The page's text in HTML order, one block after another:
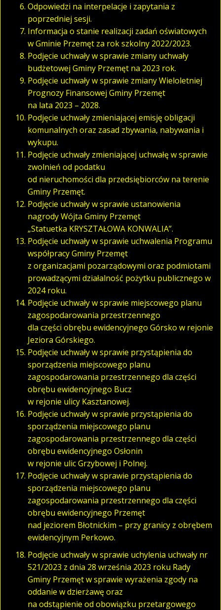
Odpowiedzi na interpelacje i zapytania z
poprzedniej sesji.
Informacja o stanie realizacji zadań oświatowych
w Gminie Przemęt za rok szkolny 2022/2023.
Podjęcie uchwały w sprawie zmiany uchwały
budżetowej Gminy Przemęt na 2023 rok.
Podjęcie uchwały w sprawie zmiany Wieloletniej
Prognozy Finansowej Gminy Przemęt
na lata 2023 – 2028.
Podjęcie uchwały zmieniającej emisję obligacji
komunalnych oraz zasad zbywania, nabywania i
wykupu.
Podjęcie uchwały zmieniającej uchwałę w sprawie
zwolnień od podatku
od nieruchomości dla przedsiębiorców na terenie
Gminy Przemęt.
Podjęcie uchwały w sprawie ustanowienia
nagrody Wójta Gminy Przemęt
„Statuetka KRYSZTAŁOWA KONWALIA”.
Podjęcie uchwały w sprawie uchwalenia Programu
współpracy Gminy Przemęt
z organizacjami pozarządowymi oraz podmiotami
prowadzącymi działalność pożytku publicznego w
2024 roku.
Podjęcie uchwały w sprawie miejscowego planu
zagospodarowania przestrzennego
dla części obrębu ewidencyjnego Górsko w rejonie
Jeziora Górskiego.
Podjęcie uchwały w sprawie przystąpienia do
sporządzenia miejscowego planu
zagospodarowania przestrzennego dla części
obrębu ewidencyjnego Bucz
w rejonie ulicy Kasztanowej.
Podjęcie uchwały w sprawie przystąpienia do
sporządzenia miejscowego planu
zagospodarowania przestrzennego dla części
obrębu ewidencyjnego Osłonin
w rejonie ulic Grzybowej i Polnej.
Podjęcie uchwały w sprawie przystąpienia do
sporządzenia miejscowego planu
zagospodarowania przestrzennego dla części
obrębu ewidencyjnego Przemęt
nad jeziorem Błotnickim – przy granicy z obrębem
ewidencyjnym Perkowo.
Podjęcie uchwały w sprawie uchylenia uchwały nr
521/2023 z dnia 28 września 2023 roku Rady
Gminy Przemęt w sprawie wyrażenia zgody na
oddanie w dzierżawę oraz
na odstąpienie od obowiązku przetargowego